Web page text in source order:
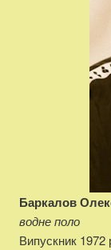
Баркалов
водне поло
Випускник 1972